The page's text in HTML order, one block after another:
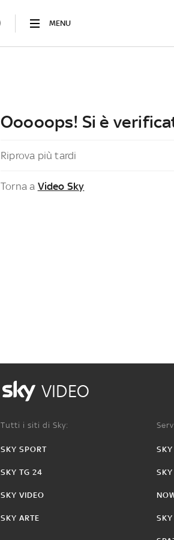
MENU
Ooooops! Si è
Riprova più tardi
Torna a Video Sky
VIDEO
Tutti i siti di Sky:
SKY SPORT
SKY TG 24
SKY VIDEO
SKY ARTE SKY